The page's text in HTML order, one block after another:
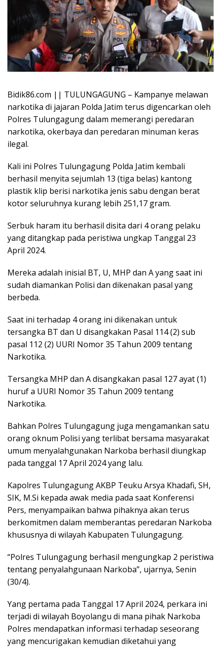
Bidik86.com || TULUNGAGUNG – Kampanye melawan
narkotika di jajaran Polda Jatim terus digencarkan oleh
Polres Tulungagung dalam memerangi peredaran
narkotika, okerbaya dan peredaran minuman keras
ilegal.
Kali ini Polres Tulungagung Polda Jatim kembali
berhasil menyita sejumlah 13 (tiga belas) kantong
plastik klip berisi narkotika jenis sabu dengan berat
kotor seluruhnya kurang lebih 251,17 gram.
Serbuk haram itu berhasil disita dari 4 orang pelaku
yang ditangkap pada peristiwa ungkap Tanggal 23
April 2024.
Mereka adalah inisial BT, U, MHP dan A yang saat ini
sudah diamankan Polisi dan dikenakan pasal yang
berbeda.
Saat ini terhadap 4 orang ini dikenakan untuk
tersangka BT dan U disangkakan Pasal 114 (2) sub
pasal 112 (2) UURI Nomor 35 Tahun 2009 tentang
Narkotika.
Tersangka MHP dan A disangkakan pasal 127 ayat (1)
huruf a UURI Nomor 35 Tahun 2009 tentang
Narkotika.
Bahkan Polres Tulungagung juga mengamankan satu
orang oknum Polisi yang terlibat bersama masyarakat
umum menyalahgunakan Narkoba berhasil diungkap
pada tanggal 17 April 2024 yang lalu.
Kapolres Tulungagung AKBP Teuku Arsya Khadafi, SH,
SIK, M.Si kepada awak media pada saat Konferensi
Pers, menyampaikan bahwa pihaknya akan terus
berkomitmen dalam memberantas peredaran Narkoba
khususnya di wilayah Kabupaten Tulungagung.
“Polres Tulungagung berhasil mengungkap 2 peristiwa
tentang penyalahgunaan Narkoba”, ujarnya, Senin
(30/4).
Yang pertama pada Tanggal 17 April 2024, perkara ini
terjadi di wilayah Boyolangu di mana pihak Narkoba
Polres mendapatkan informasi terhadap seseorang
yang mencurigakan kemudian diketahui yang